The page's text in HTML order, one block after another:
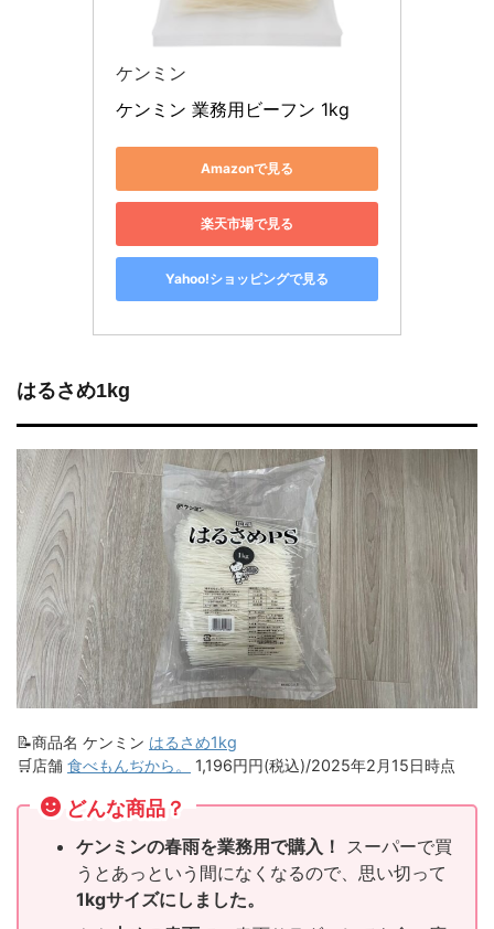
ケンミン
ケンミン 業務用ビーフン 1kg
Amazonで見る
楽天市場で見る
Yahoo!ショッピングで見る
はるさめ1kg
📝商品名 ケンミン はるさめ1kg
🛒店舗 食べもんぢから。 1,196円円(税込)/2025年2月15日時点
どんな商品？
ケンミンの春雨を業務用で購入！
スーパーで買
うとあっという間になくなるので、思い切って
1kgサイズにしました。